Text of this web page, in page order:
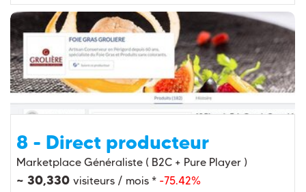
8 - Direct producteur
Marketplace Généraliste ( B2C + Pure Player )
~ 30,330 visiteurs / mois * -75.42%